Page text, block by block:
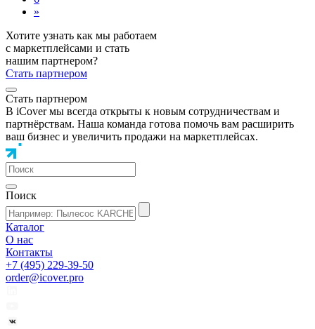
»
Хотите узнать как мы работаем
с маркетплейсами и стать
нашим партнером?
Стать партнером
Стать партнером
В iCover мы всегда открыты к новым сотрудничествам и
партнёрствам. Наша команда готова помочь вам расширить
ваш бизнес и увеличить продажи на маркетплейсах.
Поиск
Каталог
О нас
Контакты
+7 (495) 229-39-50
order@icover.pro